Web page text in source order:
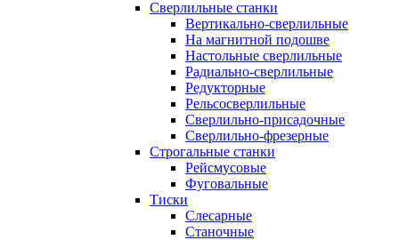
Сверлильные станки
Вертикально-сверлильные
На магнитной подошве
Настольные сверлильные
Радиально-сверлильные
Редукторные
Рельсосверлильные
Сверлильно-присадочные
Сверлильно-фрезерные
Строгальные станки
Рейсмусовые
Фуговальные
Тиски
Слесарные
Станочные